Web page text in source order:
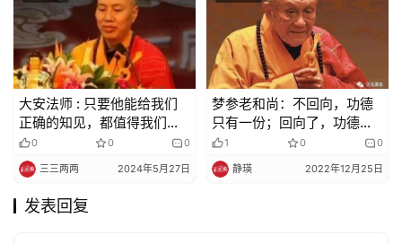
大安法师 : 只要他能给我们
正确的知见，都值得我们尊
重。你不要去找善知识的毛
病
0 0 0
三三两两 2024年5月27日
梦参老和尚：不回向，功德
只有一份；回向了，功德变
成百份千份万份
1 0 0
静瑛 2022年12月25日
发表回复